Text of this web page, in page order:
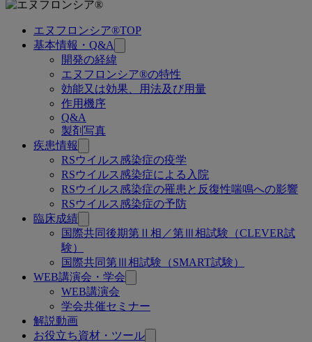
エヌフロンシア®TOP
基本情報・Q&A
開発の経緯
エヌフロンシア®の特性
効能又は効果、用法及び用量
作用機序
Q&A
製剤写真
疾患情報
RSウイルス感染症の疫学
RSウイルス感染症による入院
RSウイルス感染症の罹患と反復性喘鳴への影響
RSウイルス感染症の予防
臨床成績
国際共同後期第Ⅱ相／第Ⅲ相試験（CLEVER試
験）
国際共同第Ⅲ相試験（SMART試験）
WEB講演会・学会
WEB講演会
学会共催セミナー
解説動画
お役立ち資材・ツール